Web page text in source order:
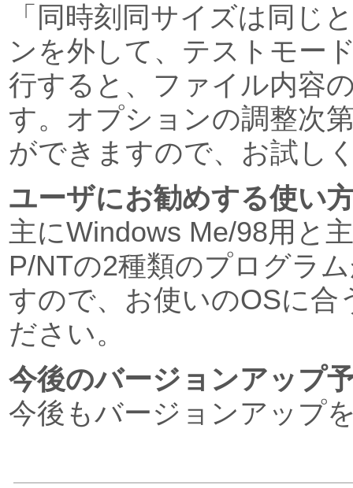
「同時刻同サイズは同じ
ンを外して、テストモー
行すると、ファイル内容
す。オプションの調整次
ができますので、お試し
ユーザにお勧めする使い
主にWindows Me/98用と
P/NTの2種類のプログラ
すので、お使いのOSに合
ださい。
今後のバージョンアップ
今後もバージョンアップ